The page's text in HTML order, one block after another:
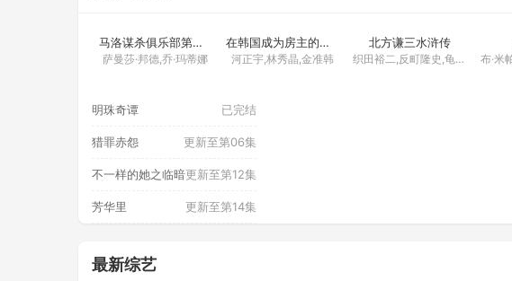
马洛谋杀俱乐部第三季
萨曼莎·邦德,乔·玛蒂娜
在韩国成为房主的方法
河正宇,林秀晶,金准韩
北方谦三水浒传
织田裕二,反町隆史,龟梨和也
明珠奇谭 已完结
猎罪赤怨 更新至第06集
不一样的她之临暗更新至第12集
芳华里 更新至第14集
最新综艺